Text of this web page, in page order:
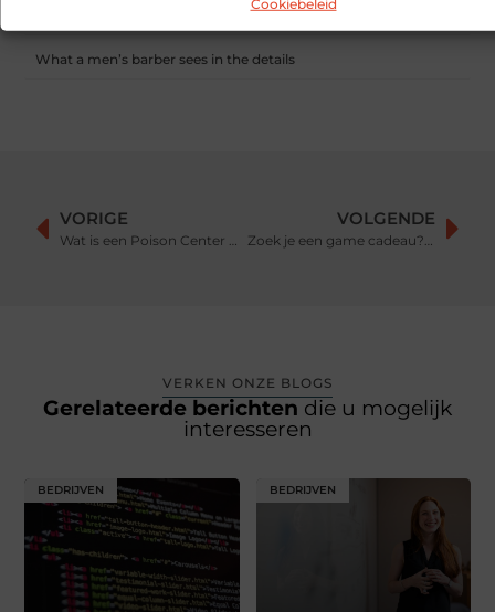
Cookiebeleid
Dag van de Medewerker: wat is het en wat doen organisaties?
What a men’s barber sees in the details
VORIGE
Wat is een Poison Center Notification?
VOLGENDE
Zoek je een game cadeau? Dit zijn mooie opties
VERKEN ONZE BLOGS
Gerelateerde berichten die u mogelijk
interesseren
BEDRIJVEN BEDRIJVEN